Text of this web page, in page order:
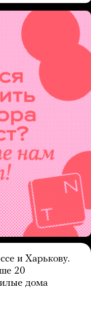
и Харькову.
20
дома